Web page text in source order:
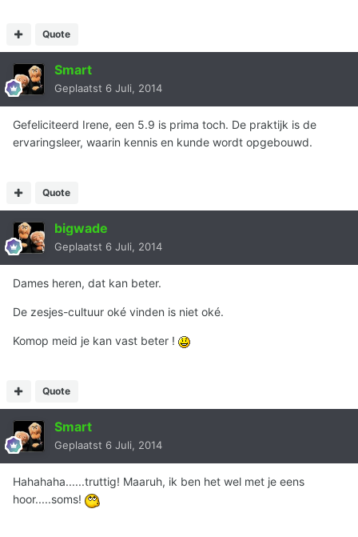
Quote
Smart
Geplaatst 6 Juli, 2014
Gefeliciteerd Irene, een 5.9 is prima toch. De praktijk is de
ervaringsleer, waarin kennis en kunde wordt opgebouwd.
Quote
bigwade
Geplaatst 6 Juli, 2014
Dames heren, dat kan beter.
De zesjes-cultuur oké vinden is niet oké.
Komop meid je kan vast beter !
Quote
Smart
Geplaatst 6 Juli, 2014
Hahahaha......truttig! Maaruh, ik ben het wel met je eens
hoor.....soms!